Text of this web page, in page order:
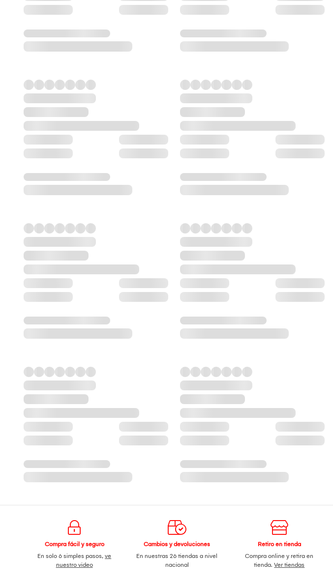
Compra fácil y seguro
En solo 6 simples pasos,ve
nuestro video
Cambios y devoluciones
En nuestras 26 tiendas a nivel
nacional
Retiro en tienda
Compra online y retira en
tienda.Ver tiendas